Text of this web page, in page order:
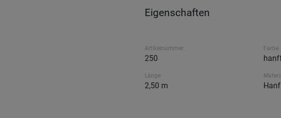
Eigenschaften
Artikelnummer
250
Farbe
Länge
2,50 m Hanf